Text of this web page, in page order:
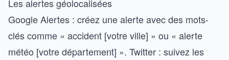
Les alertes géolocalisées
Google Alertes : créez une alerte avec des mots-
clés comme « accident [votre ville] » ou « alerte
météo [votre département] ». Twitter : suivez les